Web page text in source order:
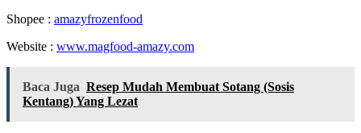
Shopee : amazyfrozenfood
Website : www.magfood-amazy.com
Baca Juga Resep Mudah Membuat Sotang (Sosis
Kentang) Yang Lezat